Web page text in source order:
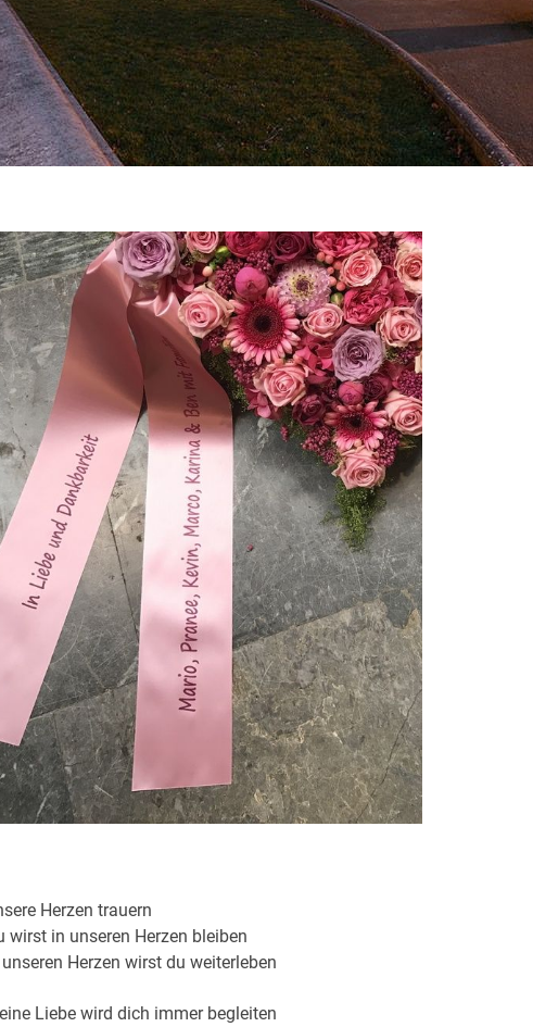
Herzen trauern
wirst in unseren Herzen bleiben
Herzen wirst du weiterleben
Liebe wird dich immer begleiten